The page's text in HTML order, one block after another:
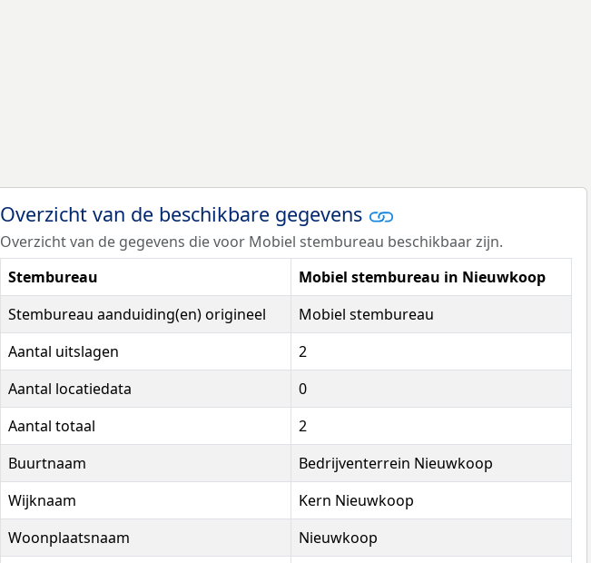
Overzicht van de beschikbare gegevens
Overzicht van de gegevens die voor Mobiel stembureau beschikbaar zijn.
Stembureau
Mobiel stembureau in Nieuwkoop
Stembureau aanduiding(en) origineel
Mobiel stembureau
Aantal uitslagen
2
Aantal locatiedata
0
Aantal totaal
2
Buurtnaam
Bedrijventerrein Nieuwkoop
Wijknaam
Kern Nieuwkoop
Woonplaatsnaam
Nieuwkoop